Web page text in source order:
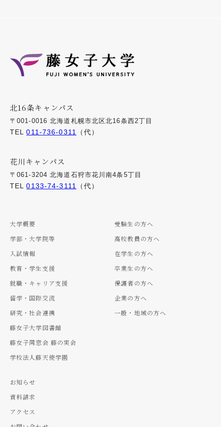
北16条キャンパス
〒001-0016 北海道札幌市北区北16条西2丁目
TEL011-736-0311 （代）
花川キャンパス
〒061-3204 北海道石狩市花川南4条5丁目
TEL0133-74-3111 （代）
大学概要
学部・大学院等
入試情報
教育・学生支援
就職・キャリア支援
留学・国際交流
研究・社会連携
藤女子大学図書館
藤女子同窓会 藤の実会
学校法人藤天使学園
受験生の方へ
高校教員の方へ
在学生の方へ
卒業生の方へ
保護者の方へ
企業の方へ
一般・地域の方へ
お知らせ
資料請求
アクセス